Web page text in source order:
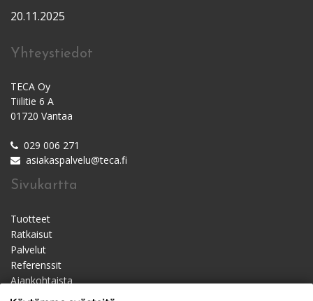
20.11.2025
Yhteystiedot
TECA Oy
Tiilitie 6 A
01720 Vantaa
029 006 271
asiakaspalvelu@teca.fi
Sivukartta
Tuotteet
Ratkaisut
Palvelut
Referenssit
Ajankohtaista
Materiaalipankki